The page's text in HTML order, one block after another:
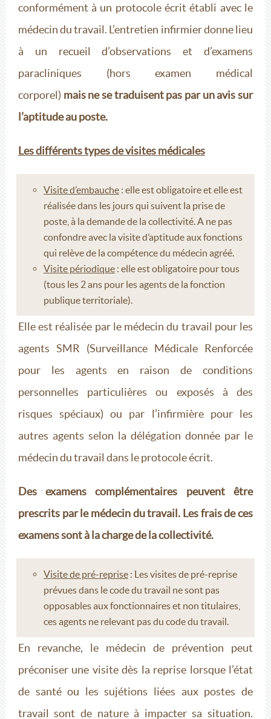
conformément à un protocole écrit établi avec le
médecin du travail. L’entretien infirmier donne lieu
à un recueil d’observations et d’examens
paracliniques (hors examen médical
corporel) mais ne se traduisent pas par un avis sur
l’aptitude au poste.
Les différents types de visites médicales
Visite d’embauche: elle est obligatoire et elle est
réalisée dans les jours qui suivent la prise de
poste, à la demande de la collectivité. A ne pas
confondre avec la visite d’aptitude aux fonctions
qui relève de la compétence du médecin agréé.
Visite périodique: elle est obligatoire pour tous
(tous les 2 ans pour les agents de la fonction
publique territoriale).
Elle est réalisée par le médecin du travail pour les
agents SMR (Surveillance Médicale Renforcée
pour les agents en raison de conditions
personnelles particulières ou exposés à des
risques spéciaux) ou par l’infirmière pour les
autres agents selon la délégation donnée par le
médecin du travail dans le protocole écrit.
Des examens complémentaires peuvent être
prescrits par le médecindu travail. Les frais de ces
examens sont à la charge de la collectivité.
Visite de pré-reprise: Les visites de pré-reprise
prévues dans le code du travail ne sont pas
opposables aux fonctionnaires et non titulaires,
ces agents ne relevant pas du code du travail.
En revanche, le médecin de prévention peut
préconiser une visite dès la reprise lorsque l’état
de santé ou les sujétions liées aux postes de
travail sont de nature à impacter sa situation.